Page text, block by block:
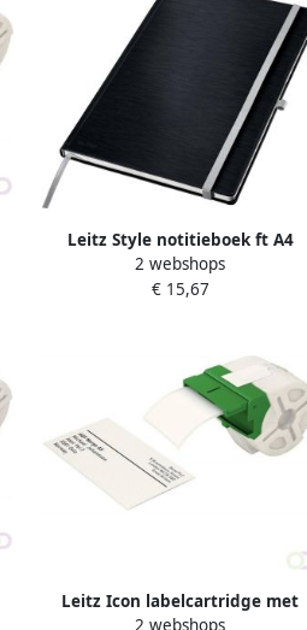
Leitz Style notitieboek ft A4
harde kaft gelijnd zwart
2 webshops
€ 15,67
Leitz Icon labelcartridge met
2 webshops